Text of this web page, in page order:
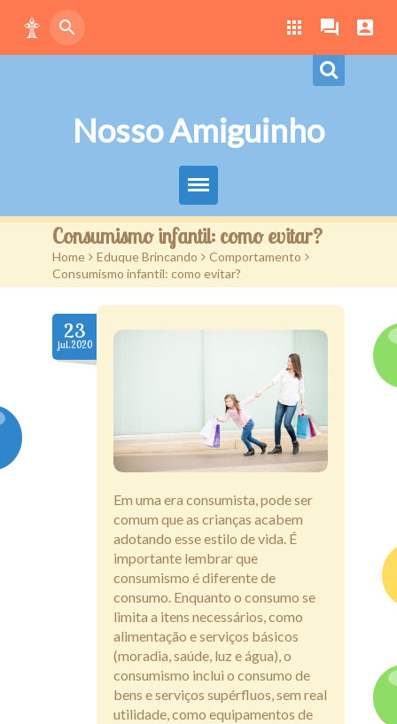
Nosso Amiguinho
Eduque Brincando
Letras
Play
Downloads
Consumismo infantil: como evitar?
Home > Eduque Brincando > Comportamento >
Consumismo infantil: como evitar?
23
jul.2020
Em uma era consumista, pode ser
comum que as crianças acabem
adotando esse estilo de vida. É
importante lembrar que
consumismo é diferente de
consumo. Enquanto o consumo se
limita a itens necessários, como
alimentação e serviços básicos
(moradia, saúde, luz e água), o
consumismo inclui o consumo de
bens e serviços supérfluos, sem real
utilidade, como equipamentos de